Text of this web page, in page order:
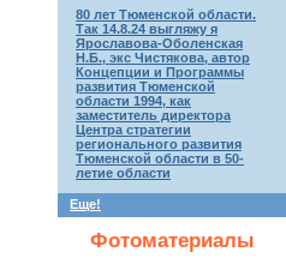
80 лет Тюменской области.
Так 14.8.24 выгляжу я
Ярославова-Оболенская
Н.Б., экс Чистякова, автор
Концепции и Программы
развития Тюменской
области 1994, как
заместитель директора
Центра стратегии
регионального развития
Тюменской области в 50-
летие области
Еще!
Фотоматериалы